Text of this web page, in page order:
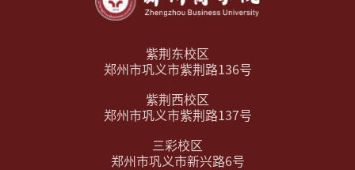
紫荆东校区
郑州市巩义市紫荆路136号
紫荆西校区
郑州市巩义市紫荆路137号
三彩校区
郑州市巩义市新兴路6号